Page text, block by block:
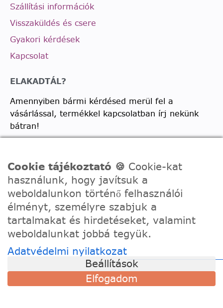
Szállítási információk
Visszaküldés és csere
Gyakori kérdések
Kapcsolat
ELAKADTÁL?
Amennyiben bármi kérdésed merül fel a
vásárlással, termékkel kapcsolatban írj nekünk
bátran!
Ügyfélszolgálati e-mail: hello@festede.hu
Egyedi képes számfestőkkel kapcsolatban:
egyedi@festede.hu
Facebook Messenger
Csatlakozz 19.000 fősFacebook csoportunkhoz!
Cookie tájékoztató 🍪 Cookie-kat
használunk, hogy javítsuk a
weboldalunkon történő felhasználói
élményt, személyre szabjuk a
tartalmakat és hirdetéseket, valamint
weboldalunkat jobbá tegyük.
Adatvédelmi nyilatkozat
Beállítások
Elfogadom